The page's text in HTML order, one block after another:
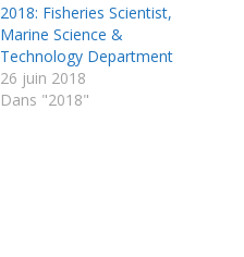
2018: Fisheries Scientist,
Marine Science &
Technology Department
26 juin 2018
Dans "2018"